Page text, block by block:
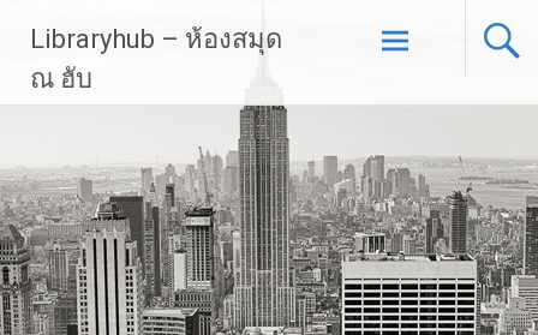
content
Libraryhub – ห้องสมุด
ณ ฮับ